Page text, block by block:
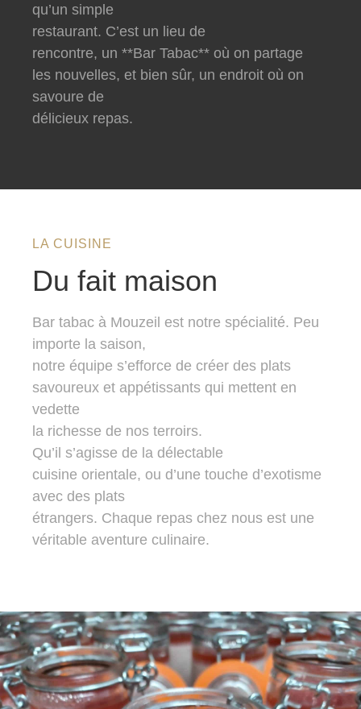
qu’un simple
restaurant. C’est un lieu de
rencontre, un **Bar Tabac** où on partage
les nouvelles, et bien sûr, un endroit où on
savoure de
délicieux repas.
LA CUISINE
Du fait maison
Bar tabac à Mouzeil est notre spécialité. Peu
importe la saison,
notre équipe s’efforce de créer des plats
savoureux et appétissants qui mettent en
vedette
la richesse de nos terroirs.
Qu’il s’agisse de la délectable
cuisine orientale, ou d’une touche d’exotisme
avec des plats
étrangers. Chaque repas chez nous est une
véritable aventure culinaire.